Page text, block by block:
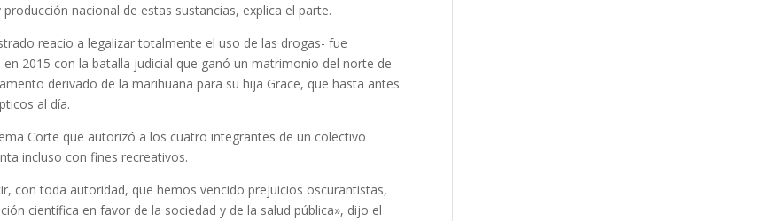
nacional de estas sustancias, explica el parte.
reacio a legalizar totalmente el uso de las drogas- fue
2015 con la batalla judicial que ganó un matrimonio del norte de
derivado de la marihuana para su hija Grace, que hasta antes
al día.
Corte que autorizó a los cuatro integrantes de un colectivo
incluso con fines recreativos.
con toda autoridad, que hemos vencido prejuicios oscurantistas,
científica en favor de la sociedad y de la salud pública», dijo el